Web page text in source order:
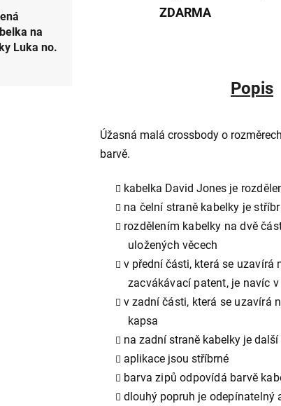
na
Luka no.
ZDARMA
Popis
Úžasná malá crossbody o
barvě.
kabelka David Jones je
na čelní straně kabelky je
rozdělením kabelky na dvě
uložených věcech
v přední části, která se uzavírá
zacvákávací patent, je navíc
v zadní části, která se uzavírá
kapsa
na zadní straně kabelky je
aplikace jsou stříbrné
barva zipů odpovídá barvě
dlouhý popruh je odepínatelný